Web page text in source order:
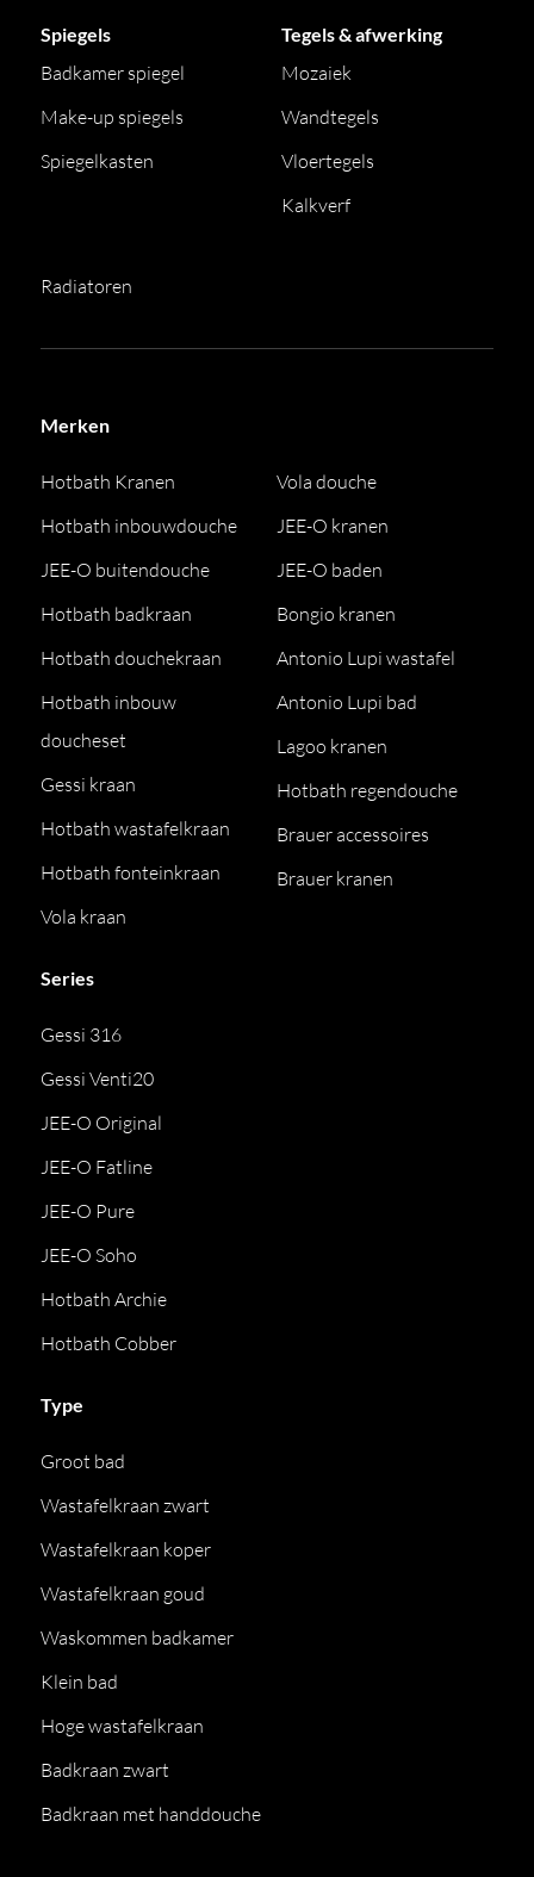
Spiegels
Badkamer spiegel
Make-up spiegels
Spiegelkasten
Tegels & afwerking
Mozaiek
Wandtegels
Vloertegels
Kalkverf
Radiatoren
Merken
Hotbath Kranen
Hotbath inbouwdouche
JEE-O buitendouche
Hotbath badkraan
Hotbath douchekraan
Hotbath inbouw
doucheset
Gessi kraan
Hotbath wastafelkraan
Hotbath fonteinkraan
Vola kraan
Vola douche
JEE-O kranen
JEE-O baden
Bongio kranen
Antonio Lupi wastafel
Antonio Lupi bad
Lagoo kranen
Hotbath regendouche
Brauer accessoires
Brauer kranen
Series
Gessi 316
Gessi Venti20
JEE-O Original
JEE-O Fatline
JEE-O Pure
JEE-O Soho
Hotbath Archie
Hotbath Cobber
Type
Groot bad
Wastafelkraan zwart
Wastafelkraan koper
Wastafelkraan goud
Waskommen badkamer
Klein bad
Hoge wastafelkraan
Badkraan zwart
Badkraan met handdouche